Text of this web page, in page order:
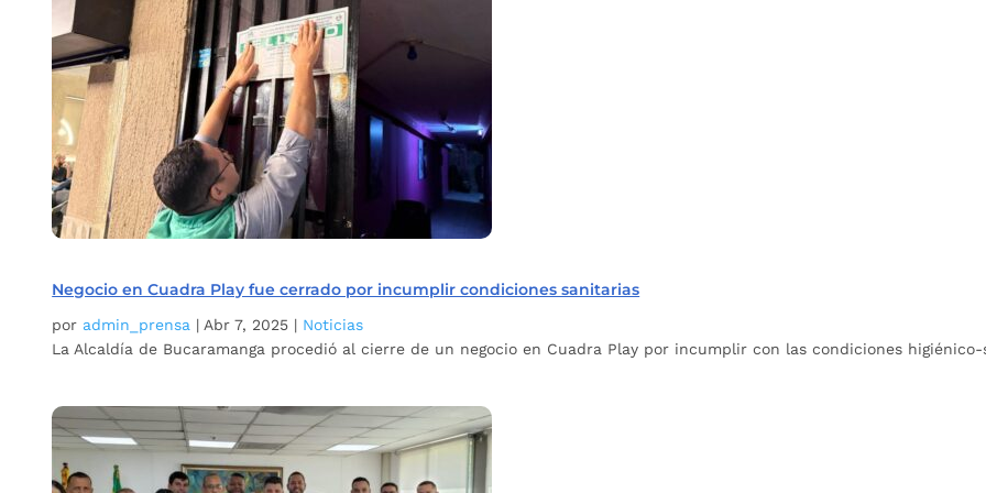
Negocio en Cuadra Play fue cerrado por incumplir condiciones sanitarias
por admin_prensa |Abr 7, 2025 | Noticias
La Alcaldía de Bucaramanga procedió al cierre de un negocio en Cuadra Play por incumplir con las condiciones higiénico-